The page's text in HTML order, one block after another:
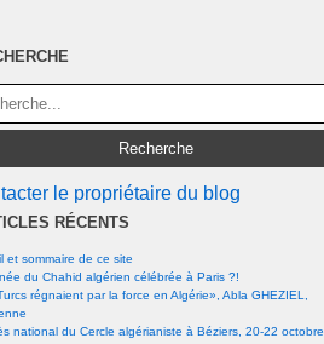
le propriétaire du blog
RÉCENTS
et sommaire de ce site
du Chahid algérien célébrée à Paris ?!
régnaient par la force en Algérie», Abla GHEZIEL,
national du Cercle algérianiste à Béziers, 20-22 octobre